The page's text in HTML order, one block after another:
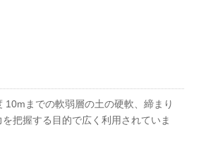
までの軟弱層の土の硬軟、締まり
把握する目的で広く利用されていま